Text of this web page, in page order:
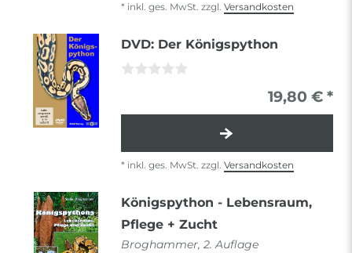
* inkl. ges. MwSt. zzgl. Versandkosten
DVD: Der Königspython
19,80 € *
* inkl. ges. MwSt. zzgl. Versandkosten
Königspython - Lebensraum,
Pflege + Zucht
Broghammer, 2. Auflage